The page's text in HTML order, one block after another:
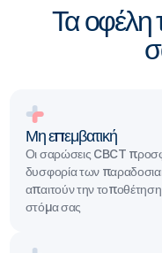
Τα οφέλη
Μη επεμβατική
Οι σαρώσεις CBCT
δυσφορία των
απαιτούν την
στόμα σας